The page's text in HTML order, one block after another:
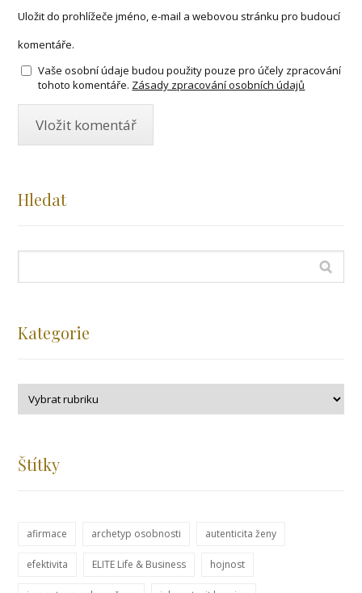
Uložit do prohlížeče jméno, e-mail a webovou stránku pro budoucí
komentáře.
Vaše osobní údaje budou použity pouze pro účely zpracování
tohoto komentáře. Zásady zpracování osobních údajů
Hledat
Kategorie
Štítky
afirmace archetyp osobnosti autenticita ženy
efektivita ELITE Life & Business hojnost